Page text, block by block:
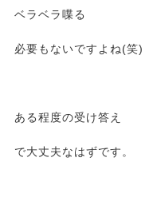
ベラベラ喋る
必要もないですよね(笑)
ある程度の受け答え
で大丈夫なはずです。